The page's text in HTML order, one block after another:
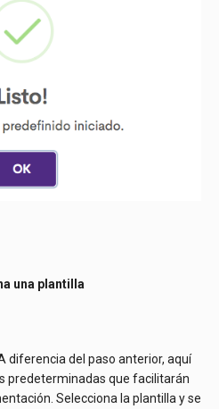
una plantilla
diferencia del paso anterior, aquí
predeterminadas que facilitarán
Selecciona la plantilla y se